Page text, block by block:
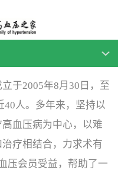
于2005年8月30日，至
人。多年来，坚持以
血压病为中心，以难
疗相结合，力求术有
压会员受益，帮助了一